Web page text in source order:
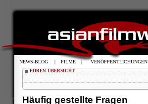
FOREN-ÜBERSICHT
Häufig gestellte Fragen
NEWS-BLOG | FILME | VERÖFFENTLICHUNGEN